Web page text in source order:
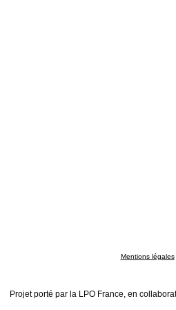
Mentions légales
Projet porté par la LPO France, en